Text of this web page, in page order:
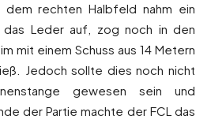
dem rechten Halbfeld nahm ein
das Leder auf, zog noch in den
mit einem Schuss aus 14 Metern
Jedoch sollte dies noch nicht
gewesen sein und
der Partie machte der FCL das